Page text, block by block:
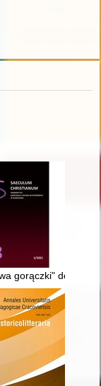
obiecanej
:
gorączki" do